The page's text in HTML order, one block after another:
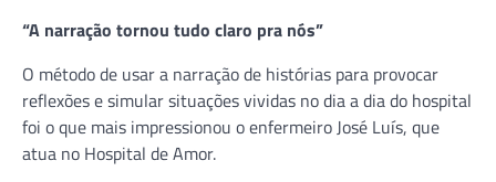
“A narração tornou tudo claro pra nós”
O método de usar a narração de histórias para provocar
reflexões e simular situações vividas no dia a dia do hospital
foi o que mais impressionou o enfermeiro José Luís, que
atua no Hospital de Amor.